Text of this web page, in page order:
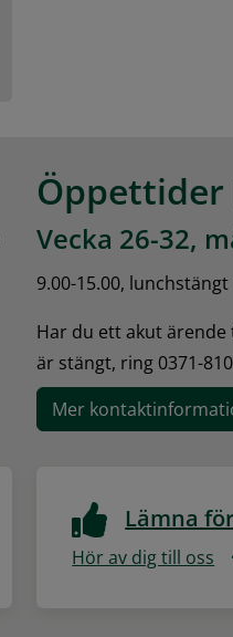
Vecka 26-32,
9.00-15.00, lunchstängt
Har du ett akut
är stängt, ring 0371-
Mer
Lämna
Hör av dig till oss